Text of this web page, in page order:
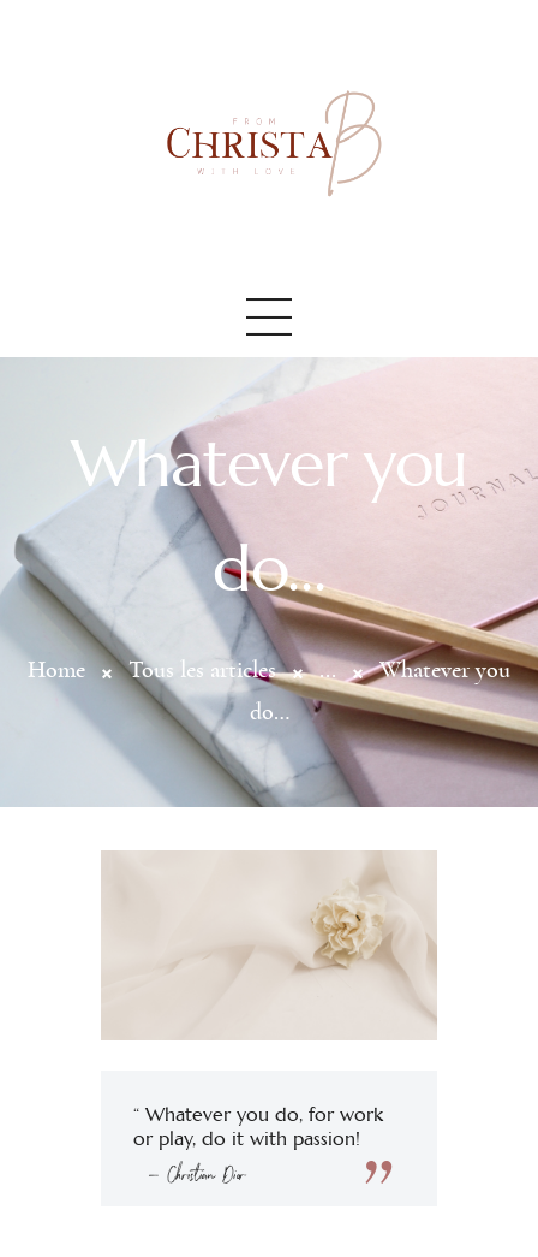
Whatever you
do…
Home Tous les articles ...
Whatever you
do…
Accueil
“ Whatever you do, for work
or play, do it with passion!
— Christian Dior